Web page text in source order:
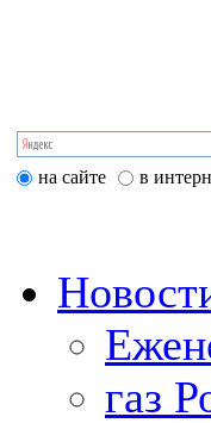
на сайте в
газ